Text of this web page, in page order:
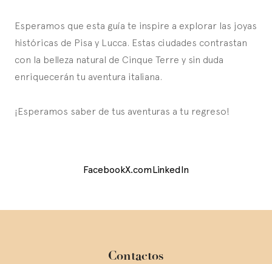
Esperamos que esta guía te inspire a explorar las joyas
históricas de Pisa y Lucca. Estas ciudades contrastan
con la belleza natural de Cinque Terre y sin duda
enriquecerán tu aventura italiana.
¡Esperamos saber de tus aventuras a tu regreso!
FacebookX.comLinkedIn
Contactos